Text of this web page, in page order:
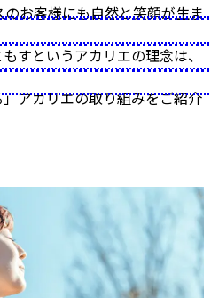
お客様にも自然と笑顔が生ま
すというアカリエの理念は、
」アカリエの取り組みをご紹介